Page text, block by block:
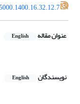
عنوان مقاله English
نویسندگان English